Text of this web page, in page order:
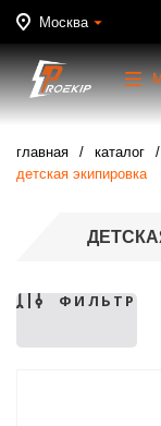
Москва
главная каталог
детская экипировка
ФИЛЬТР